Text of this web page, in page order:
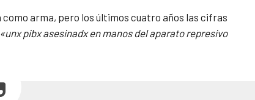
arma, pero los últimos cuatro años las cifras
pibx asesinadx en manos del aparato represivo